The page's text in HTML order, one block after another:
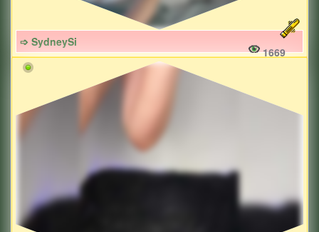
➩ SydneySi
1669